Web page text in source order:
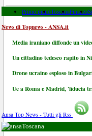
Primo pianoToscanaFinanza
News di Topnews - ANSA.it
Media iraniano diffonde un
Un cittadino tedesco rapito in
Drone ucraino esploso in
Ue a Roma e Madrid, 'fiducia
Ansa Top News - Tutti gli Rss
Toscana